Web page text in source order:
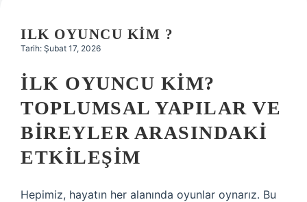
Hakkımızda
ILK OYUNCU KIM ?
Tarih: Şubat 17, 2026
İLK OYUNCU KIM?
TOPLUMSAL YAPILAR VE
BIREYLER ARASINDAKI
ETKILEŞIM
Hepimiz, hayatın her alanında oyunlar oynarız. Bu